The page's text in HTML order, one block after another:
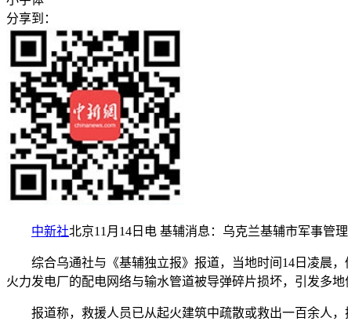
分享到：
中新社北京11月14日电 基辅消息：乌克兰基辅市军事管
综合乌通社与《基辅独立报》报道，当地时间14日凌晨，
火力发电厂的配电网络与输水管道被导弹碎片损坏，引发多地
报道称，救援人员已从起火建筑中疏散或救出一百余人，